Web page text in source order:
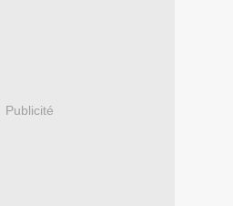
Publicité